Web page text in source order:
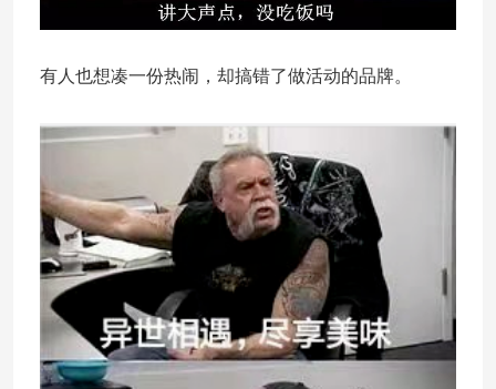
有人也想凑一份热闹，却搞错了做活动的品牌。